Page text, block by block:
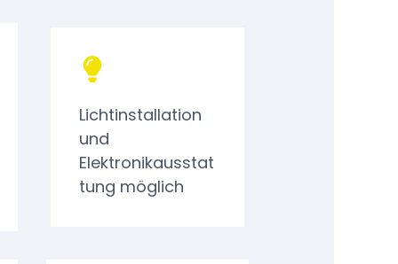
Lichtinstallation
und
Elektronikausstat
tung möglich